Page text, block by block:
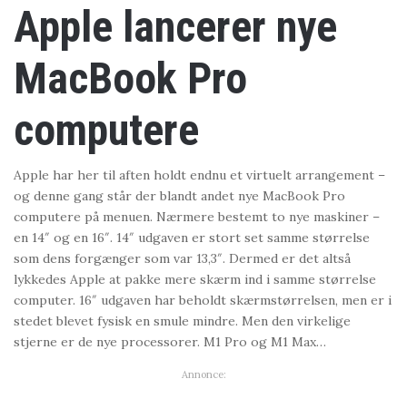
Apple lancerer nye
MacBook Pro
computere
Apple har her til aften holdt endnu et virtuelt arrangement –
og denne gang står der blandt andet nye MacBook Pro
computere på menuen. Nærmere bestemt to nye maskiner –
en 14″ og en 16″. 14″ udgaven er stort set samme størrelse
som dens forgænger som var 13,3″. Dermed er det altså
lykkedes Apple at pakke mere skærm ind i samme størrelse
computer. 16″ udgaven har beholdt skærmstørrelsen, men er i
stedet blevet fysisk en smule mindre. Men den virkelige
stjerne er de nye processorer. M1 Pro og M1 Max…
Annonce: